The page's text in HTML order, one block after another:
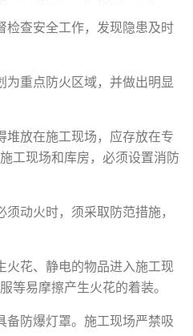
检查安全工作，发现隐患及时
为重点防火区域，并做出明显
堆放在施工现场，应存放在专
工现场和库房，必须设置消防
动火时，须采取防范措施，
火花、静电的物品进入施工现
等易摩擦产生火花的着装。
备防爆灯罩。施工现场严禁吸